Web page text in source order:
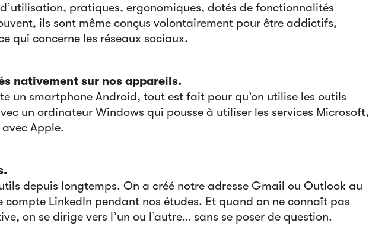
pratiques, ergonomiques, dotés de fonctionnalités
ils sont même conçus volontairement pour être addictifs,
qui concerne les réseaux sociaux.
nativement sur nos appareils.
un smartphone Android, tout est fait pour qu’on utilise les outils
un ordinateur Windows qui pousse à utiliser les services Microsoft,
Apple.
depuis longtemps. On a créé notre adresse Gmail ou Outlook au
compte LinkedIn pendant nos études. Et quand on ne connaît pas
on se dirige vers l’un ou l’autre… sans se poser de question.